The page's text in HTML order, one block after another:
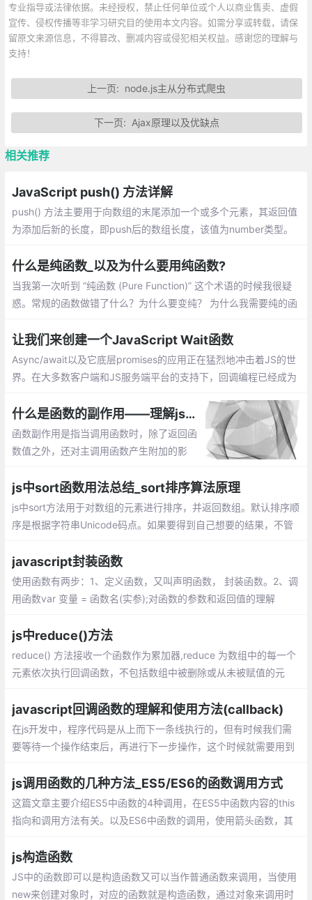
专业指导或法律依据。未经授权，禁止任何单位或个人以商业售卖、虚假
宣传、侵权传播等非学习研究目的使用本文内容。如需分享或转载，请保
留原文来源信息，不得篡改、删减内容或侵犯相关权益。感谢您的理解与
支持！
上一页: node.js主从分布式爬虫
下一页: Ajax原理以及优缺点
相关推荐
JavaScript push() 方法详解
push() 方法主要用于向数组的末尾添加一个或多个元素，其返回值
为添加后新的长度，即push后的数组长度，该值为number类型。
上、在对象使用push
什么是纯函数_以及为什么要用纯函数?
当我第一次听到 “纯函数 (Pure Function)” 这个术语的时候我很疑
惑。常规的函数做错了什么？为什么要变纯？ 为什么我需要纯的函
让我们来创建一个JavaScript Wait函数
Async/await以及它底层promises的应用正在猛烈地冲击着JS的世
界。在大多数客户端和JS服务端平台的支持下，回调编程已经成为
什么是函数的副作用——理解js编程中函数的副作用
函数副作用是指当调用函数时，除了返回函
数值之外，还对主调用函数产生附加的影
值，而且还做了其他的事情
js中sort函数用法总结_sort排序算法原理
js中sort方法用于对数组的元素进行排序，并返回数组。默认排序顺
序是根据字符串Unicode码点。如果要得到自己想要的结果，不管
小，然后返回一个用于说明这两个值的相对顺序的数字
javascript封装函数
使用函数有两步：1、定义函数，又叫声明函数， 封装函数。2、调
用函数var 变量 = 函数名(实参);对函数的参数和返回值的理解
js中reduce()方法
reduce() 方法接收一个函数作为累加器,reduce 为数组中的每一个
元素依次执行回调函数，不包括数组中被删除或从未被赋值的元
值，当前索引，原数组。
javascript回调函数的理解和使用方法(callback)
在js开发中，程序代码是从上而下一条线执行的，但有时候我们需
要等待一个操作结束后，再进行下一步操作，这个时候就需要用到
()构造函数创建的Function对象。
js调用函数的几种方法_ES5/ES6的函数调用方式
这篇文章主要介绍ES5中函数的4种调用，在ES5中函数内容的this
指向和调用方法有关。以及ES6中函数的调用，使用箭头函数，其
js构造函数
JS中的函数即可以是构造函数又可以当作普通函数来调用，当使用
new来创建对象时，对应的函数就是构造函数，通过对象来调用时